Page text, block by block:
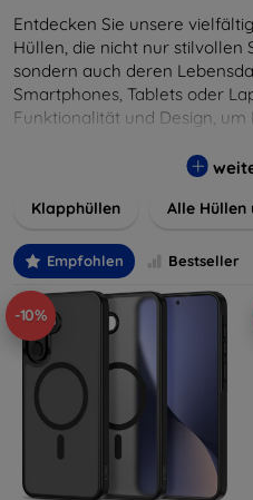
Entdecken Sie unsere
Hüllen, die nicht nur stilvollen
sondern auch deren
Smartphones, Tablets oder
Funktionalität und Design,
Farben, um Ihren
Klapphüllen Alle Hüllen
Empfohlen Bestseller
-10%